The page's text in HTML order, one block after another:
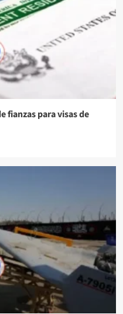
fianzas para visas de